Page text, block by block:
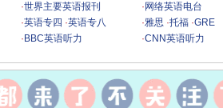
·世界主要英语报刊 · 网络英语电台
·英语专四 ·英语专八 ·雅思 ·托福 ·GRE
· BBC英语听力 ·CNN英语听力